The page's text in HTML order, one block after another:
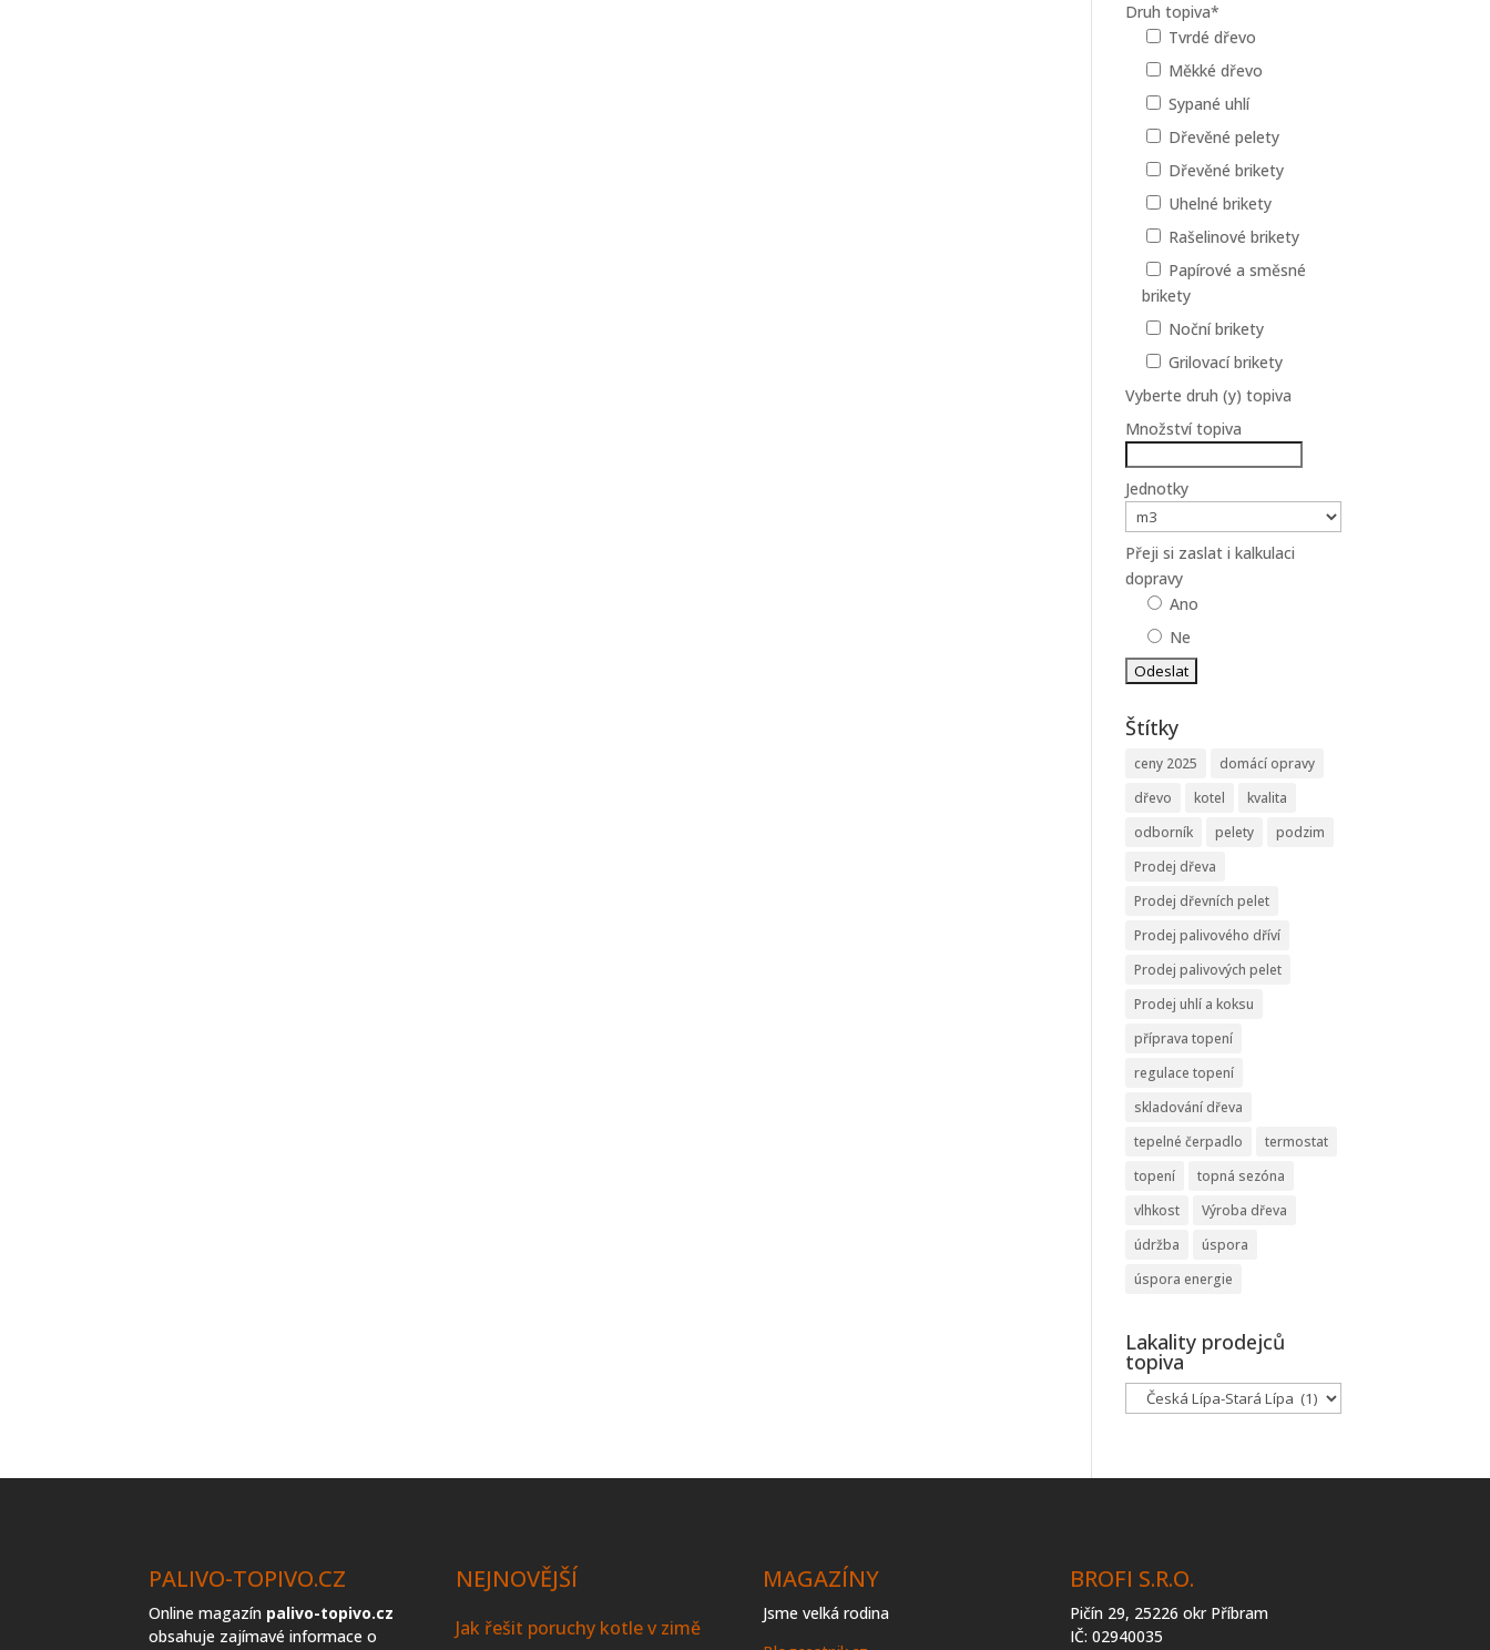
Druh topiva*
Tvrdé dřevo
Měkké dřevo
Sypané uhlí
Dřevěné pelety
Dřevěné brikety
Uhelné brikety
Rašelinové brikety
Papírové a směsné
brikety
Noční brikety
Grilovací brikety
Vyberte druh (y) topiva
Množství topiva
Jednotky
Přeji si zaslat i kalkulaci
dopravy
Ano
Ne
Štítky
ceny 2025
domácí opravy
dřevo
kotel
kvalita
odborník
pelety
podzim
Prodej dřeva
Prodej dřevních pelet
Prodej palivového dříví
Prodej palivových pelet
Prodej uhlí a koksu
příprava topení
regulace topení
skladování dřeva
tepelné čerpadlo
termostat
topení
topná sezóna
vlhkost
Výroba dřeva
údržba
úspora
úspora energie
Lakality prodejců
topiva
Lakality
prodejců
PALIVO-TOPIVO.CZ
Online magazín palivo-topivo.cz
obsahuje zajímavé informace o
NEJNOVĚJŠÍ
Jak řešit poruchy kotle v zimě
MAGAZÍNY
Jsme velká rodina
BROFI S.R.O.
Pičín 29, 25226 okr Příbram
IČ: 02940035